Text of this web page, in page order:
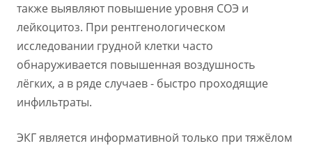
также выявляют повышение уровня СОЭ и
лейкоцитоз. При рентгенологическом
исследовании грудной клетки часто
обнаруживается повышенная воздушность
лёгких, а в ряде случаев - быстро проходящие
инфильтраты.
ЭКГ является информативной только при тяжёлом